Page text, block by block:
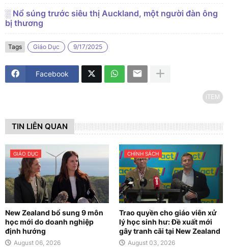
░ Nổ súng trước siêu thị Auckland, một người đàn ông
bị thương
Tags Giáo Dục 9/17/2025
Facebook
iTEM
TIN LIÊN QUAN
GIÁO DỤC
New Zealand bổ sung 9 môn
học mới do doanh nghiệp
định hướng
August 06, 2026
CHÍNH SÁCH
Trao quyền cho giáo viên xử
lý học sinh hư: Đề xuất mới
gây tranh cãi tại New Zealand
August 03, 2026